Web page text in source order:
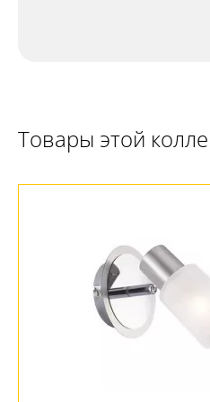
Товары этой